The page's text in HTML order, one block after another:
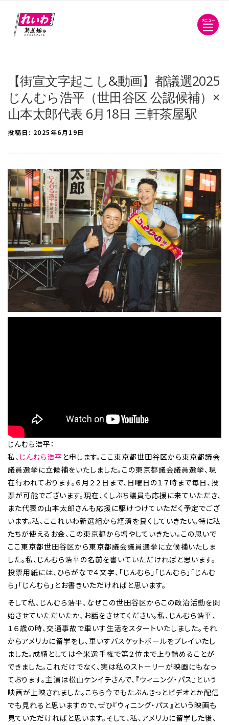
メニュー
【街宣文字起こし&動画】都議選2025
じんむら浩平（世田谷区 公認候補）×
山本太郎代表 6月18日 三軒茶屋駅
投稿日: 2025年6月19日
じんむら浩平：
私、 じんむら浩平 と申します。ここ東京都世田谷区から東京都議会
議員選挙に立候補をいたしました。この東京都議会議員選挙、現
在行われております。６月２２日まで、日曜日の１７時まで毎日、投
票が可能でございます。現在、くしぶち議員も応援に来ていただき、
また代表の山本太郎さんも応援に駆けつけていただく予定でござ
います。私、ここれいわ新選組から経済を良くしていきたい。特に私
たちが使えるお金、この東京都から増やしていきたい。この思いで
ここ東京都世田谷区から東京都議会議員選挙に立候補いたしま
した。私、じんむら浩平の名前を書いていただければと思います。
投票用紙には、ひらがなで４文字、「じんむら」「じんむら」「じんむ
ら」「じんむら」とお書きいただければと思います。
そして私、じんむら浩平、なぜこの世田谷区からこの政治活動を開
始させていただいたか、お話をさせてください。私、じんむら浩平、
１６歳の時、交通事故で車いす生活をスタートいたしました。それ
からアメリカに留学をし、車いすバスケットボールをプレイいたし
ました。成績としては全米選手権で第２位まで上り詰めることが
できました。これだけでなく、実は私のストーリーが映画にもなっ
ております。主演は松山ケンイチさんで、『ウィニング・パス』という
映画が上映されました。こちら今でもたぶんきっとビデオとか配信
でも見れると思いますので、ぜひ『ウィニング・パス』という映画も
見ていただければと思います。そして、私、アメリカに留学した後、